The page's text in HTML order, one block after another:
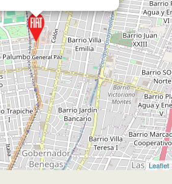
Leaflet